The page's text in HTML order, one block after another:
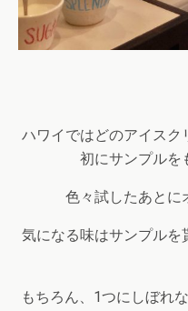
ハワイではどのアイスク
初にサンプルを
色々試したあとに
気になる味はサンプルを
もちろん、 1つにしぼれ